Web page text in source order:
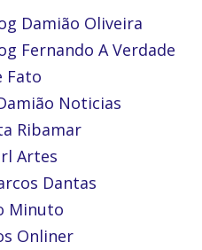
Damião Oliveira
Fernando A Verdade
Fato
Noticias
Ribamar
Artes
Dantas
Minuto
Onliner